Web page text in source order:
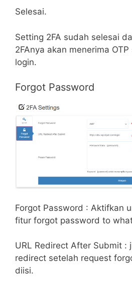
Selesai.
Setting 2FA sudah selesai
2FAnya akan menerima
login.
Forgot Password
Forgot Password : Aktifkan
fitur forgot password to
URL Redirect After Submit :
redirect setelah request
diisi.